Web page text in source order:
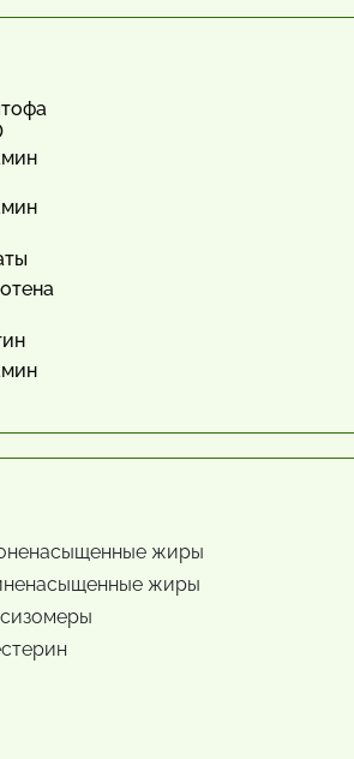
жиры
жиры